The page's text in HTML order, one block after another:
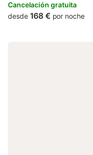
facilities, free WiFi
Cancelación gratuita
desde 168 € por noche